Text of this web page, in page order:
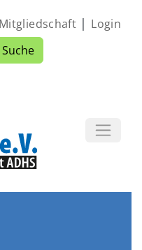
Suche
Mitgliedschaft | Login